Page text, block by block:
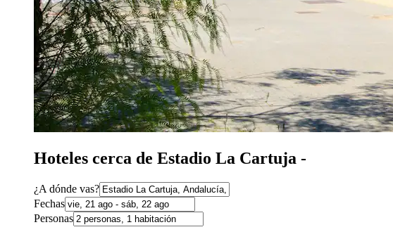
Hoteles cerca de Estadio La Cartuja -
¿A dónde vas?
Fechas
Personas